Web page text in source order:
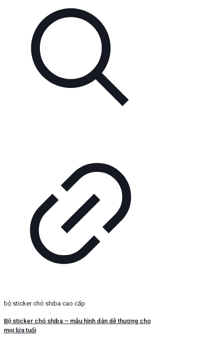
bộ sticker chó shiba cao cấp
Bộ sticker chó shiba – mẫu hình dán dễ thương cho
mọi lứa tuổi